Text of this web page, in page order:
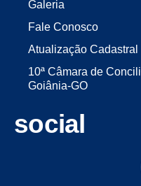
Galeria
Fale Conosco
Atualização Cadastral
10ª Câmara de
Goiânia-GO
social